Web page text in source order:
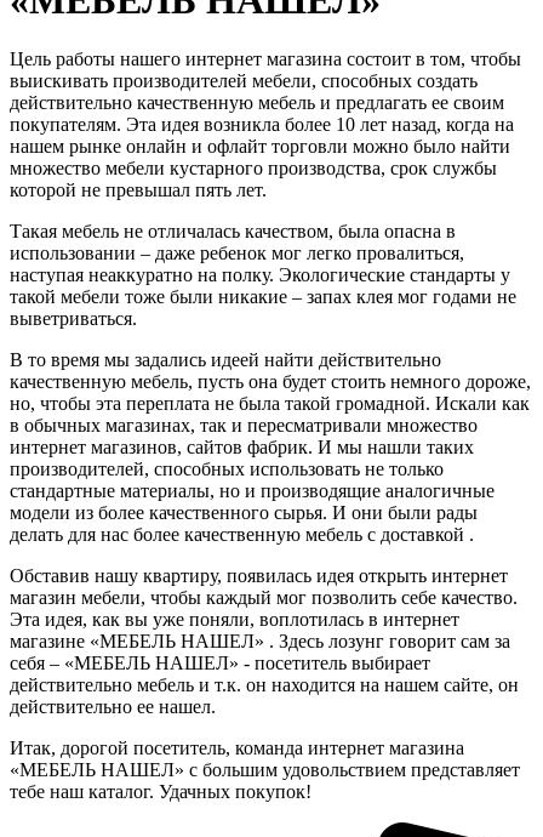
Цель работы нашего интернет магазина состоит в том, чтобы
выискивать производителей мебели, способных создать
действительно качественную мебель и предлагать ее своим
покупателям. Эта идея возникла более 10 лет назад, когда на
нашем рынке онлайн и офлайт торговли можно было найти
множество мебели кустарного производства, срок службы
которой не превышал пять лет.
Такая мебель не отличалась качеством, была опасна в
использовании – даже ребенок мог легко провалиться,
наступая неаккуратно на полку. Экологические стандарты у
такой мебели тоже были никакие – запах клея мог годами не
выветриваться.
В то время мы задались идеей найти действительно
качественную мебель, пусть она будет стоить немного дороже,
но, чтобы эта переплата не была такой громадной. Искали как
в обычных магазинах, так и пересматривали множество
интернет магазинов, сайтов фабрик. И мы нашли таких
производителей, способных использовать не только
стандартные материалы, но и производящие аналогичные
модели из более качественного сырья. И они были рады
делать для нас более качественную мебель с доставкой .
Обставив нашу квартиру, появилась идея открыть интернет
магазин мебели, чтобы каждый мог позволить себе качество.
Эта идея, как вы уже поняли, воплотилась в интернет
магазине «МЕБЕЛЬ НАШЕЛ» . Здесь лозунг говорит сам за
себя – «МЕБЕЛЬ НАШЕЛ» - посетитель выбирает
действительно мебель и т.к. он находится на нашем сайте, он
действительно ее нашел.
Итак, дорогой посетитель, команда интернет магазина
«МЕБЕЛЬ НАШЕЛ» с большим удовольствием представляет
тебе наш каталог. Удачных покупок!